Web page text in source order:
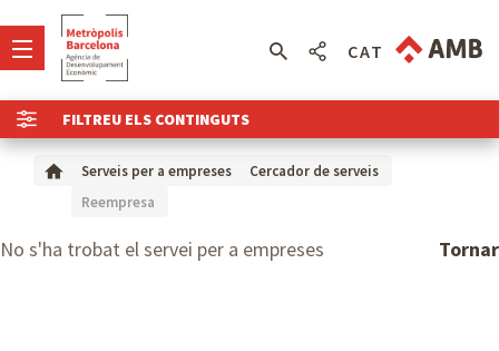
FILTREU ELS CONTINGUTS
CAT
Serveis per a empreses
Cercador de serveis
Reempresa
Tornar
No s'ha trobat el servei per a empreses